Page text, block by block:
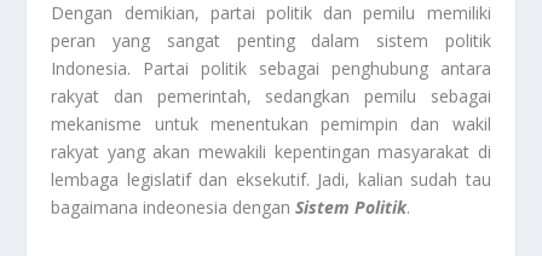
Dengan demikian, partai politik dan pemilu memiliki
peran yang sangat penting dalam sistem politik
Indonesia. Partai politik sebagai penghubung antara
rakyat dan pemerintah, sedangkan pemilu sebagai
mekanisme untuk menentukan pemimpin dan wakil
rakyat yang akan mewakili kepentingan masyarakat di
lembaga legislatif dan eksekutif. Jadi, kalian sudah tau
bagaimana indeonesia denganSistem Politik.